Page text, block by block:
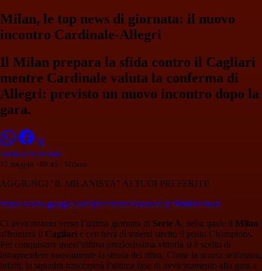
Milan, le top news di giornata: il nuovo
incontro Cardinale-Allegri
Il Milan prepara la sfida contro il Cagliari
mentre Cardinale valuta la conferma di
Allegri: previsto un nuovo incontro dopo la
gara.
Stefania Palminteri
21 maggio - 09:45 - Milano
AGGIUNGI "IL MILANISTA" AI TUOI PREFERITI!
https://www.google.com/preferences/source?q=ilmilanista.it
Ci avviciniamo verso l’ultima giornata di Serie A, nella quale il Milan
affronterà il Cagliari e cercherà di tenersi stretto il posto Champions.
Per conquistare quest’ultima preziosissima vittoria si è scelto di
intraprendere nuovamente la strada del ritiro. Come la scorsa settimana,
infatti, la squadra trascorrerà l’ultima fase di avvicinamento alla gara a